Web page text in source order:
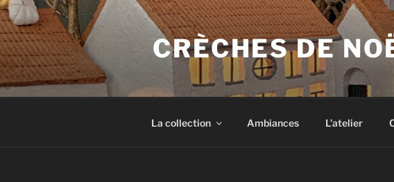
Aller
au
contenu
principal
CRÈCHES DE
La collection Ambiances L’atelier